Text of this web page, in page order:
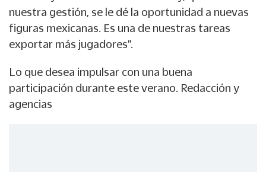
nuestra gestión, se le dé la oportunidad a nuevas
figuras mexicanas. Es una de nuestras tareas
exportar más jugadores”.
Lo que desea impulsar con una buena
participación durante este verano. Redacción y
agencias